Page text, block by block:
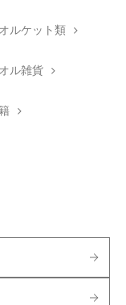
ルケット類
ル雑貨